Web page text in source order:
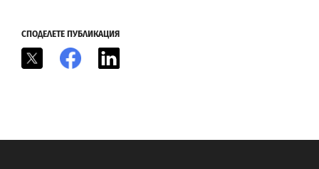
СПОДЕЛЕТЕ ПУБЛИКАЦИЯ
Facebook